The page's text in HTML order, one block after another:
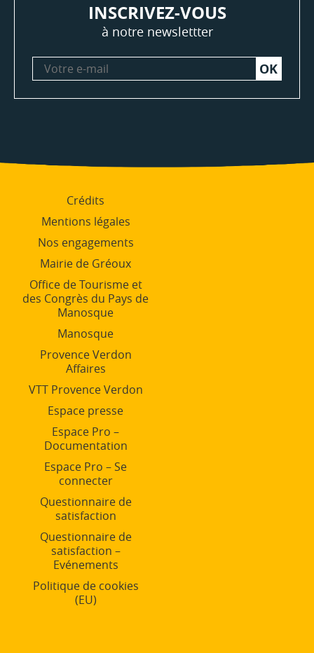
INSCRIVEZ-VOUS
à notre newslettter
Votre
e-
Crédits
Mentions légales
Nos engagements
Mairie de Gréoux
Office de Tourisme et
des Congrès du Pays de
Manosque
Manosque
Provence Verdon
Affaires
VTT Provence Verdon
Espace presse
Espace Pro –
Documentation
Espace Pro – Se
connecter
Questionnaire de
satisfaction
Questionnaire de
satisfaction –
Evénements
Politique de cookies
(EU)